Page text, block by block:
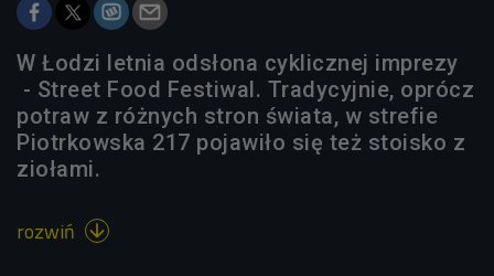
W Łodzi letnia odsłona cyklicznej imprezy
- Street Food Festiwal. Tradycyjnie, oprócz
potraw z różnych stron świata, w strefie
Piotrkowska 217 pojawiło się też stoisko z
ziołami.
rozwiń 